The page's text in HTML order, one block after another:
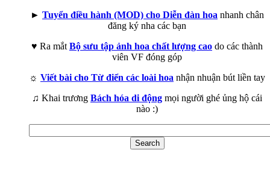
► Tuyển điều hành (MOD) cho Diễn đàn hoa nhanh chân
đăng ký nha các bạn
♥ Ra mắt Bộ sưu tập ảnh hoa chất lượng cao do các thành
viên VF đóng góp
☼ Viết bài cho Từ điển các loài hoa nhận nhuận bút liền tay
♫ Khai trương Bách hóa di động mọi người ghé ủng hộ cái
nào :)